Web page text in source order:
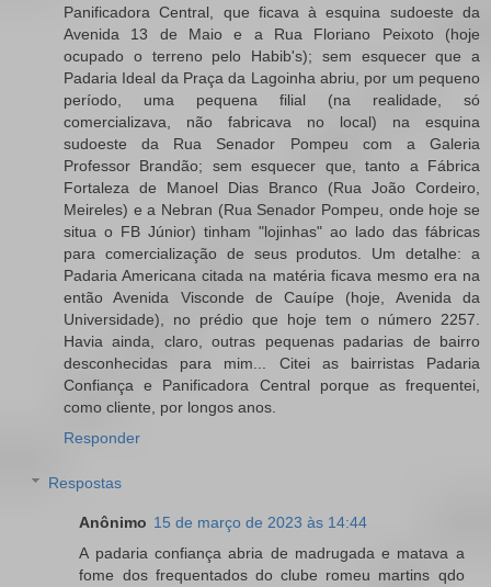
Panificadora Central, que ficava à esquina sudoeste da
Avenida 13 de Maio e a Rua Floriano Peixoto (hoje
ocupado o terreno pelo Habib's); sem esquecer que a
Padaria Ideal da Praça da Lagoinha abriu, por um pequeno
período, uma pequena filial (na realidade, só
comercializava, não fabricava no local) na esquina
sudoeste da Rua Senador Pompeu com a Galeria
Professor Brandão; sem esquecer que, tanto a Fábrica
Fortaleza de Manoel Dias Branco (Rua João Cordeiro,
Meireles) e a Nebran (Rua Senador Pompeu, onde hoje se
situa o FB Júnior) tinham "lojinhas" ao lado das fábricas
para comercialização de seus produtos. Um detalhe: a
Padaria Americana citada na matéria ficava mesmo era na
então Avenida Visconde de Cauípe (hoje, Avenida da
Universidade), no prédio que hoje tem o número 2257.
Havia ainda, claro, outras pequenas padarias de bairro
desconhecidas para mim... Citei as bairristas Padaria
Confiança e Panificadora Central porque as frequentei,
como cliente, por longos anos.
Responder
Respostas
Anônimo 15 de março de 2023 às 14:44
A padaria confiança abria de madrugada e matava a
fome dos frequentados do clube romeu martins qdo